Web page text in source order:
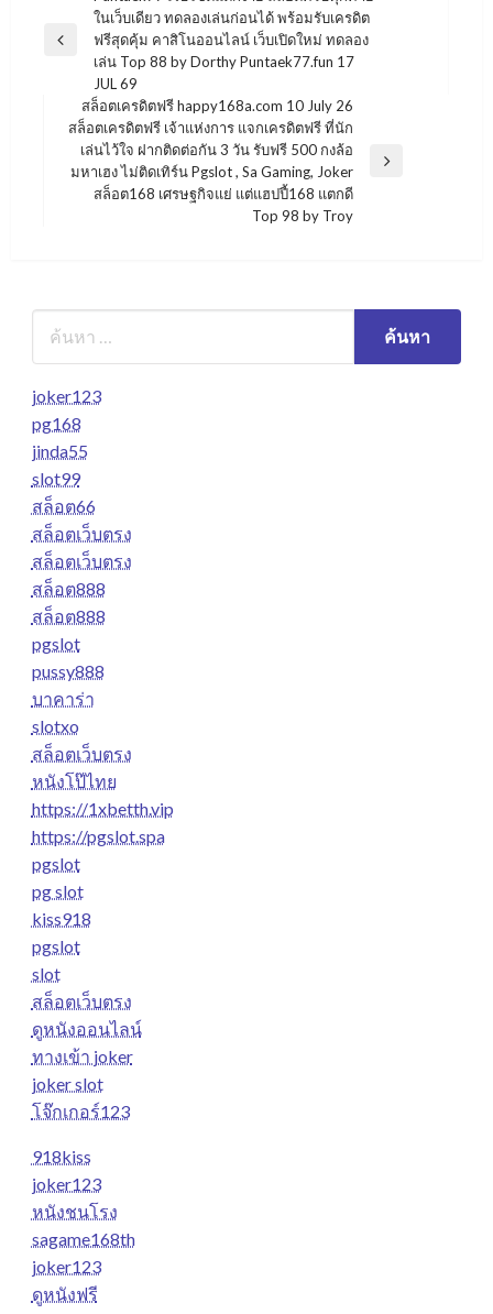
เรื่อง
Previous
ในเว็บเดียว ทดลองเล่นก่อนได้ พร้อมรับเครดิต
ฟรีสุดคุ้ม คาสิโนออนไลน์ เว็บเปิดใหม่ ทดลอง
เล่น Top 88 by Dorthy Puntaek77.fun 17
JUL 69
Next
สล็อตเครดิตฟรี happy168a.com 10 July 26
สล็อตเครดิตฟรี เจ้าแห่งการ แจกเครดิตฟรี ที่นัก
เล่นไว้ใจ ฝากติดต่อกัน 3 วัน รับฟรี 500 กงล้อ
มหาเฮง ไม่ติดเทิร์น Pgslot , Sa Gaming, Joker
สล็อต168 เศรษฐกิจแย่ แต่แฮปปี้168 แตกดี
Top 98 by Troy
joker123
pg168
jinda55
slot99
สล็อต66
สล็อตเว็บตรง
สล็อตเว็บตรง
สล็อต888
สล็อต888
pgslot
pussy888
บาคาร่า
slotxo
สล็อตเว็บตรง
หนังโป๊ไทย
https://1xbetth.vip
https://pgslot.spa
pgslot
pg slot
kiss918
pgslot
slot
สล็อตเว็บตรง
ดูหนังออนไลน์
ทางเข้า joker
joker slot
โจ๊กเกอร์123
918kiss
joker123
หนังชนโรง
sagame168th
joker123
ดูหนังฟรี